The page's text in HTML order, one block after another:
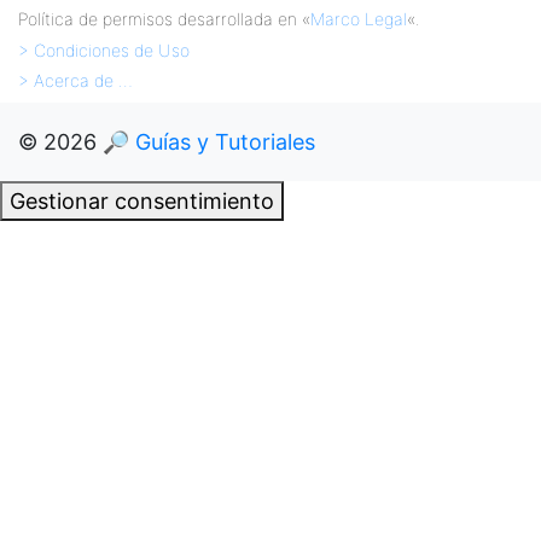
Política de permisos desarrollada en «Marco Legal«.
> Condiciones de Uso
> Acerca de …
© 2026 🔎 Guías y Tutoriales
Gestionar consentimiento